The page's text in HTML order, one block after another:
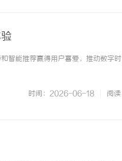
智能推荐赢得用户喜爱，推动数字
时间：2026-06-18 阅